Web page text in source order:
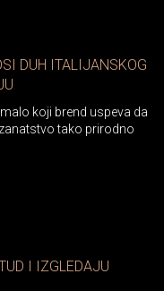
DUH ITALIJANSKOG
koji brend uspeva da
tako prirodno
I IZGLEDAJU